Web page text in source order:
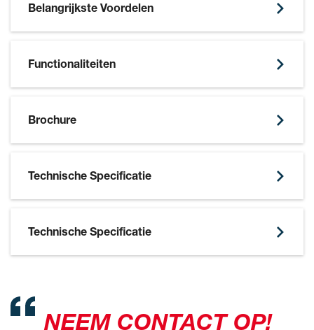
Belangrijkste Voordelen
Functionaliteiten
Brochure
Technische Specificatie
Technische Specificatie
NEEM CONTACT OP!